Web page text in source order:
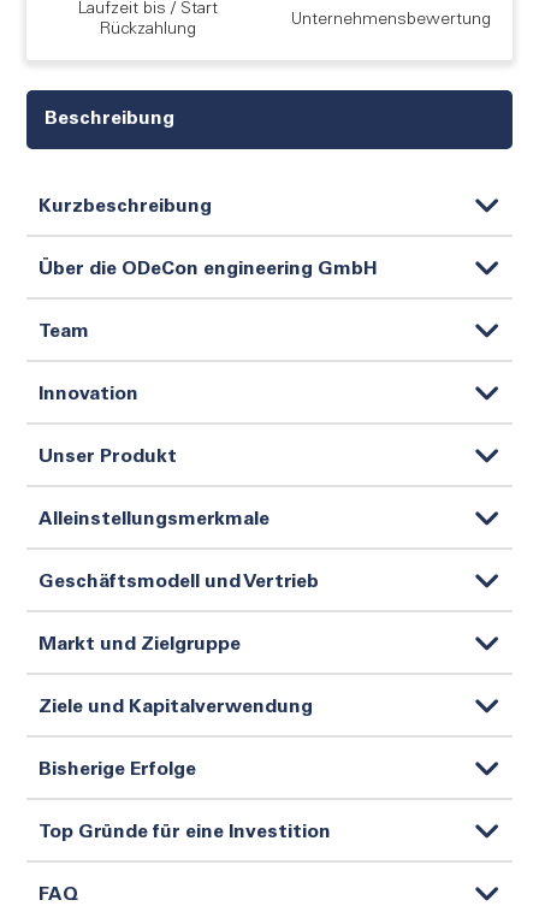
Laufzeit bis / Start
Rückzahlung
Unternehmens­bewertung
Beschreibung
Kurzbeschreibung
Über die ODeCon engineering GmbH
Team
Innovation
Unser Produkt
Alleinstellungsmerkmale
Geschäftsmodell und Vertrieb
Markt und Zielgruppe
Ziele und Kapitalverwendung
Bisherige Erfolge
Top Gründe für eine Investition
FAQ